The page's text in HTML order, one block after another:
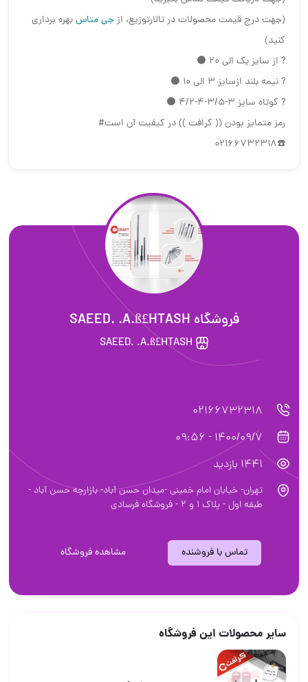
(جهت درج قیمت محصولات در تالارتوزیع، ازجی متاسبهره برداری
کنید)
? از سایز یک الی ۲۰ ⚫
? نیمه بلند ازسایز ۳ الی ۱۰ ⚫
? کوتاه سایز ۳-۳/۵-۴-۴/۲ ⚫
رمز متمایز بودن (( کرافت )) در کیفیت آن است#
☎️02166732318
فروشگاه SAEED. .A.ß£HTASH
SAEED. .A.ß£HTASH
02166732318
1400/09/7 - 09:56
1441 بازدید
تهران- خیابان امام خمینی -میدان حسن آباد- بازارچه حسن آباد -
طبقه اول - پلاک ۱ و ۲ - فروشگاه فرسادی
تماس با فروشنده مشاهده فروشگاه
سایر محصولات این فروشگاه